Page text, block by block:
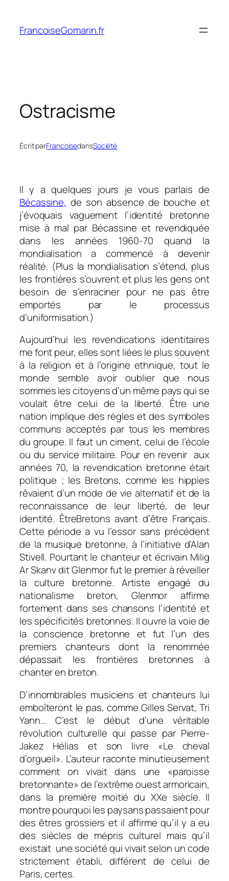
contenu
FrancoiseGomarin.fr
Ostracisme
Écrit parFrancoisedansSociété
Il y a quelques jours je vous parlais de
Bécassine, de son absence de bouche et
j’évoquais vaguement l’identité bretonne
mise à mal par Bécassine et revendiquée
dans les années 1960-70 quand la
mondialisation a commencé à devenir
réalité. (Plus la mondialisation s’étend, plus
les frontières s’ouvrent et plus les gens ont
besoin de s’enraciner pour ne pas être
emportés par le processus
d’uniformisation.)
Aujourd’hui les revendications identitaires
me font peur, elles sont liées le plus souvent
à la religion et à l’origine ethnique, tout le
monde semble avoir oublier que nous
sommes les citoyens d’un même pays qui se
voulait être celui de la liberté. Être une
nation implique des règles et des symboles
communs acceptés par tous les membres
du groupe. Il faut un ciment, celui de l’école
ou du service militaire. Pour en revenir aux
années 70, la revendication bretonne était
politique ; les Bretons, comme les hippies
rêvaient d’un mode de vie alternatif et de la
reconnaissance de leur liberté, de leur
identité. ÊtreBretons avant d’être Français.
Cette période a vu l’essor sans précédent
de la musique bretonne, à l’initiative d’Alan
Stivell. Pourtant le chanteur et écrivain Milig
Ar Skanv dit Glenmor fut le premier à réveiller
la culture bretonne. Artiste engagé du
nationalisme breton, Glenmor affirme
fortement dans ses chansons l’identité et
les spécificités bretonnes. Il ouvre la voie de
la conscience bretonne et fut l’un des
premiers chanteurs dont la renommée
dépassait les frontières bretonnes à
chanter en breton.
D’innombrables musiciens et chanteurs lui
emboîteront le pas, comme Gilles Servat, Tri
Yann… C’est le début d’une véritable
révolution culturelle qui passe par Pierre-
Jakez Hélias et son livre «Le cheval
d’orgueil». L’auteur raconte minutieusement
comment on vivait dans une «paroisse
bretonnante» de l’extrême ouest armoricain,
dans la première moitié du XXe siècle. Il
montre pourquoi les paysans passaient pour
des êtres grossiers et il affirme qu’il y a eu
des siècles de mépris culturel mais qu’il
existait une société qui vivait selon un code
strictement établi, différent de celui de
Paris, certes.